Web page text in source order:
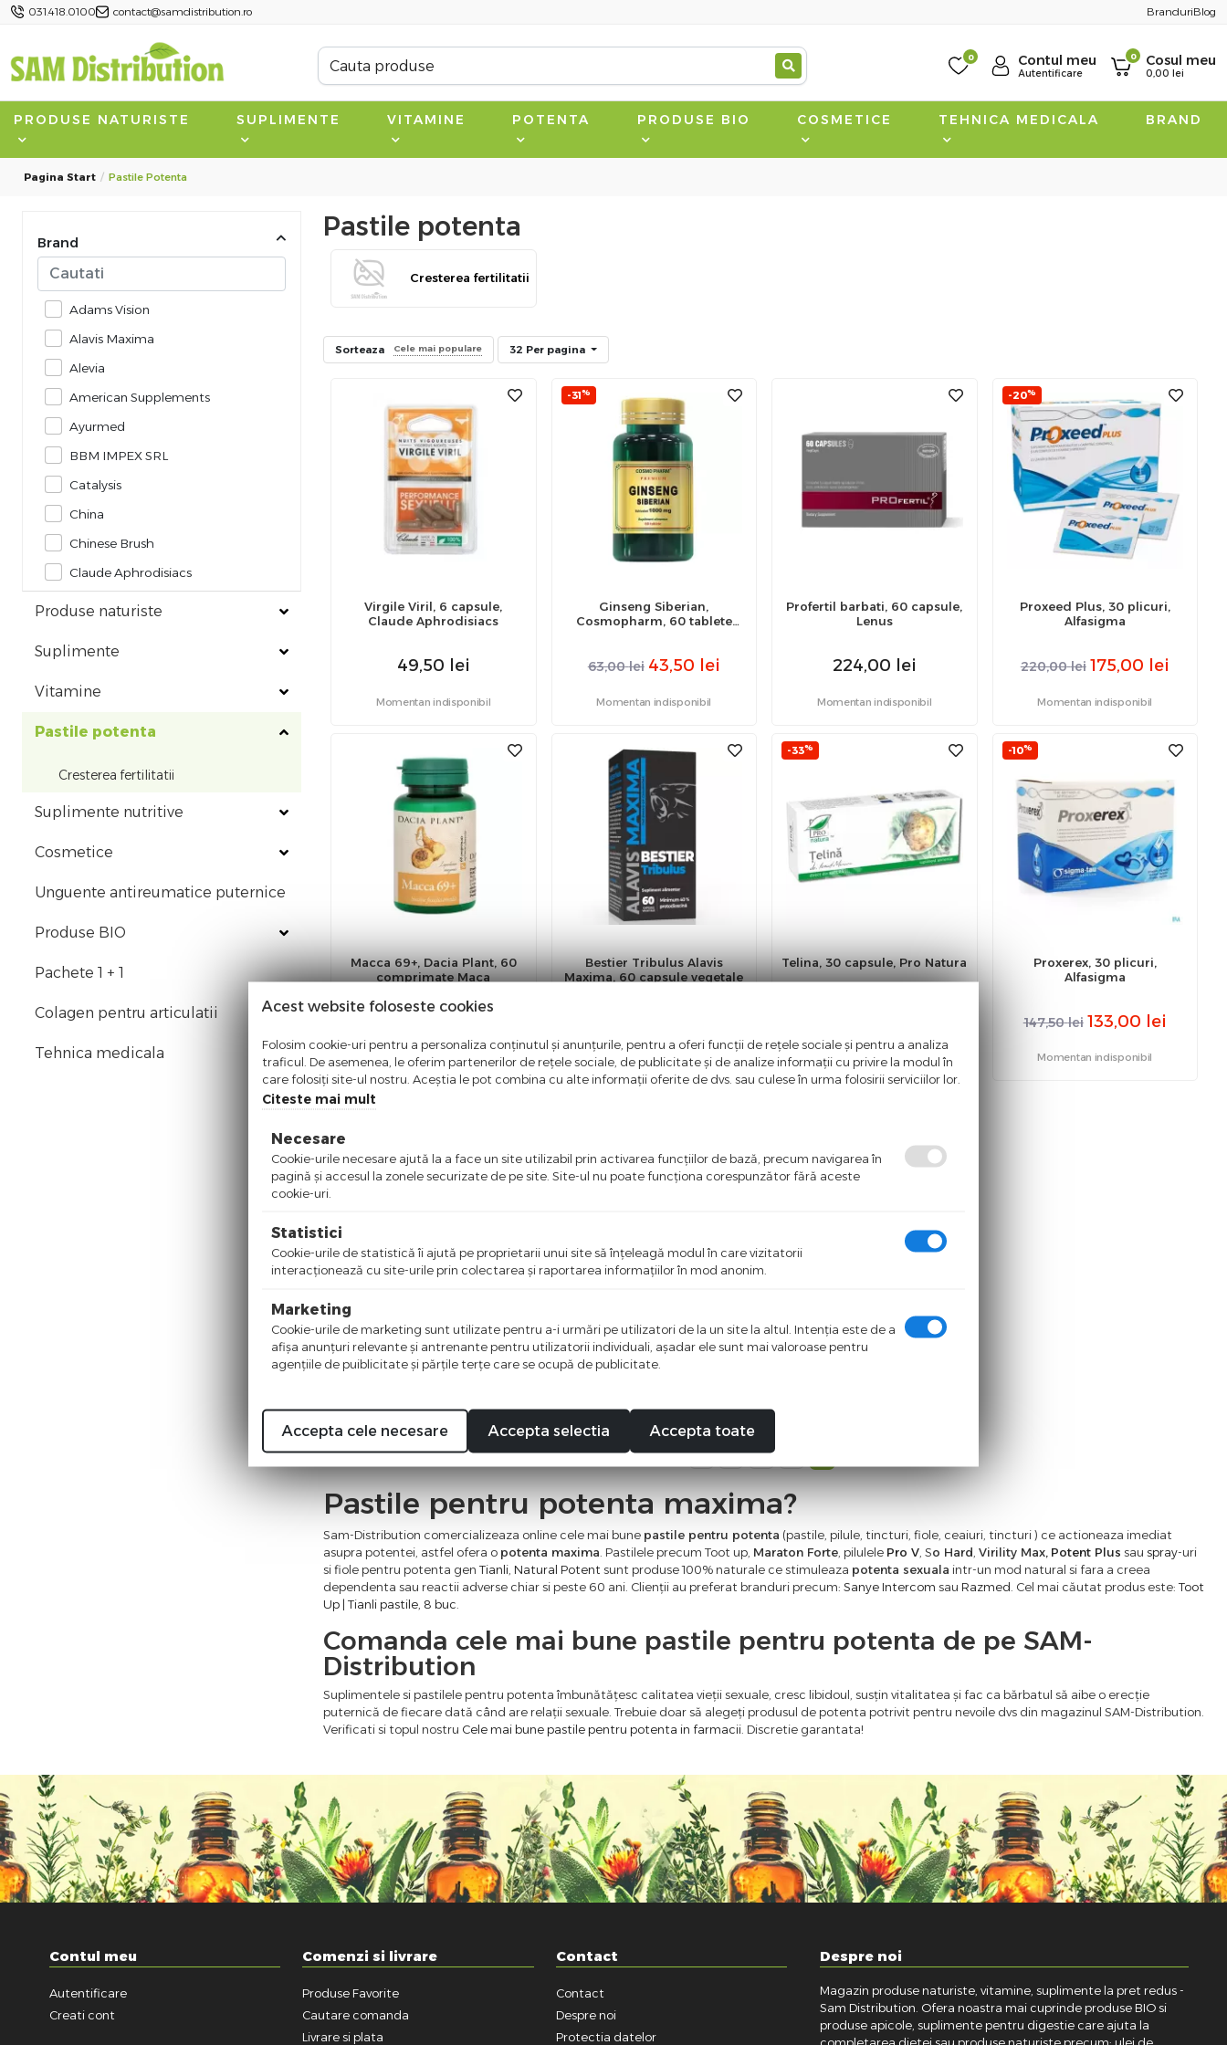
031.418.0100 contact@samdistribution.ro BranduriBlog
0 Contul meu
Autentificare
0 Cosul meu
0,00 lei
PRODUSE NATURISTE SUPLIMENTE VITAMINE POTENTA PRODUSE BIO COSMETICE TEHNICA MEDICALA BRAND
Pagina Start Pastile Potenta
Brand
Adams Vision
Alavis Maxima
Alevia
American Supplements
Ayurmed
BBM IMPEX SRL
Catalysis
China
Chinese Brush
Claude Aphrodisiacs
Cosmopharm
Establo Pharma
Finclub
Lenus Pharma
Maccun
Naturalia Diet
Parapharm
Perfect Pure Natural
Produse naturiste
Suplimente
Vitamine
Pastile potenta
Cresterea fertilitatii
Suplimente nutritive
Cosmetice
Unguente antireumatice puternice
Produse BIO
Pachete 1 + 1
Colagen pentru articulatii
Tehnica medicala
Pastile potenta
Cresterea fertilitatii
Sorteaza Cele mai populare 32 Per pagina
Virgile Viril, 6 capsule,
Claude Aphrodisiacs
49,50 lei
Momentan indisponibil
-31%
Ginseng Siberian,
Cosmopharm, 60 tablete
63,00 lei 43,50 lei
Momentan indisponibil
Profertil barbati, 60 capsule,
Lenus
224,00 lei
Momentan indisponibil
-20%
Proxeed Plus, 30 plicuri,
Alfasigma
220,00 lei 175,00 lei
Momentan indisponibil
Macca 69+, Dacia Plant, 60
comprimate Maca
Momentan indisponibil
Bestier Tribulus Alavis
Maxima, 60 capsule vegetale
Momentan indisponibil
-33%
Telina, 30 capsule, Pro Natura
Momentan indisponibil
-10%
Proxerex, 30 plicuri,
Alfasigma
147,50 lei 133,00 lei
Momentan indisponibil
Maca, Alevia, 120 comprimate
(Pachet 1+1)
111,00
Momentan indisponibil Momentan indisponibil
1 2
Pastile pentru potenta maxima?
Sam-Distribution comercializeaza online cele mai bune pastile pentru potenta (pastile, pilule, tincturi, fiole, ceaiuri, tincturi ) ce actioneaza imediat
asupra potentei, astfel ofera o potenta maxima . Pastilele precum Toot up, Maraton Forte , pilulele Pro V , So Hard Virility Max, Potent Plus sau spray-uri
si fiole pentru potenta gen Tianli Natural Potent sunt produse 100% naturale ce stimuleaza potenta sexuala intr-un mod natural si fara a creea
dependenta sau reactii adverse chiar si peste 60 ani. Clienții au preferat branduri precum: Sanye Intercom sau Razmed . Cel mai căutat produs este: Toot
Up | Tianli pastile, 8 buc
Comanda cele mai bune pastile pentru potenta de pe SAM-
Distribution
Suplimentele si pastilele pentru potenta îmbunătățesc calitatea vieții sexuale, cresc libidoul, susțin vitalitatea și fac ca bărbatul să aibe o erecție
puternică de fiecare dată când are relații sexuale. Trebuie doar să alegeți produsul de potenta potrivit pentru nevoile dvs din magazinul SAM-Distribution.
Verificati si topul nostru Cele mai bune pastile pentru potenta in farmacii . Discretie garantata!
Contul meu
Autentificare
Creati cont
Comenzi si livrare
Produse Favorite
Cautare comanda
Livrare si plata
Contact
Contact
Despre noi
Protectia datelor
Despre noi
Magazin produse naturiste, vitamine, suplimente la pret redus -
Sam Distribution. Ofera noastra mai cuprinde produse BIO si
produse apicole, suplimente pentru digestie care ajuta la
completarea dietei sau produse naturiste precum: ulei de
Acest website foloseste cookies
Folosim cookie-uri pentru a personaliza conținutul și anunțurile, pentru a oferi funcții de rețele sociale și pentru a analiza
traficul. De asemenea, le oferim partenerilor de rețele sociale, de publicitate și de analize informații cu privire la modul în
care folosiți site-ul nostru. Aceștia le pot combina cu alte informații oferite de dvs. sau culese în urma folosirii serviciilor lor.
Citeste mai mult
Necesare
Cookie-urile necesare ajută la a face un site utilizabil prin activarea funcţiilor de bază, precum navigarea în
pagină şi accesul la zonele securizate de pe site. Site-ul nu poate funcţiona corespunzător fără aceste
cookie-uri.
Statistici
Cookie-urile de statistică îi ajută pe proprietarii unui site să înţeleagă modul în care vizitatorii
interacţionează cu site-urile prin colectarea şi raportarea informaţiilor în mod anonim.
Marketing
Cookie-urile de marketing sunt utilizate pentru a-i urmări pe utilizatori de la un site la altul. Intenţia este de a
afişa anunţuri relevante şi antrenante pentru utilizatorii individuali, aşadar ele sunt mai valoroase pentru
agenţiile de puiblicitate şi părţile terţe care se ocupă de publicitate.
Accepta cele necesare Accepta selectia Accepta toate